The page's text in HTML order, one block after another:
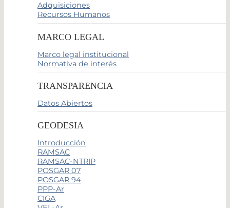
Adquisiciones
Recursos Humanos
MARCO LEGAL
Marco legal institucional
Normativa de interés
TRANSPARENCIA
Datos Abiertos
GEODESIA
Introducción
RAMSAC
RAMSAC-NTRIP
POSGAR 07
POSGAR 94
PPP-Ar
CIGA